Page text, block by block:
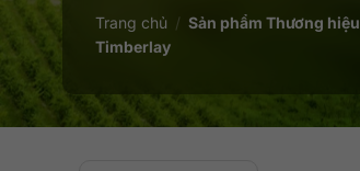
Trang chủ / Sản phẩm Thương hiệu
Timberlay